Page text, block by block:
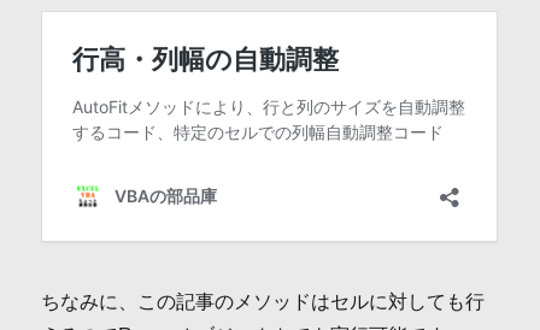
ちなみに、この記事のメソッドはセルに対しても行